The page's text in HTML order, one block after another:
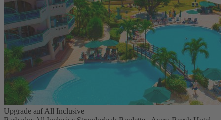
Upgrade auf All Inclusive